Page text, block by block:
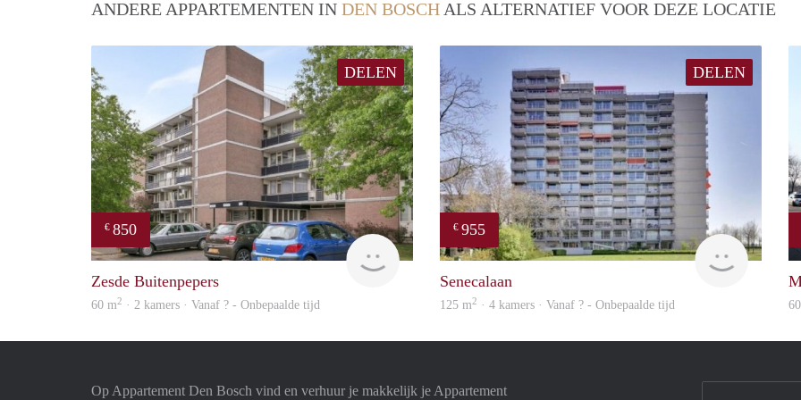
ANDERE APPARTEMENTEN IN DEN BOSCH ALS ALTERNATIEF VOOR DEZE LOCATIE
DELEN
€ 850
finder
Zesde Buitenpepers
60 m2 · 2 kamers · Vanaf ? - Onbepaalde tijd
DELEN
€ 955
rent
Senecalaan
125 m2 · 4 kamers · Vanaf ? - Onbepaalde tijd
Op Appartement Den Bosch vind en verhuur je makkelijk je Appartement